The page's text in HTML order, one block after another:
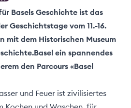
Basels Geschichte ist das
Geschichtstage vom 11.-16.
mit dem Historischen Museum
ein spannendes
den Parcours «Basel
und Feuer ist zivilisiertes